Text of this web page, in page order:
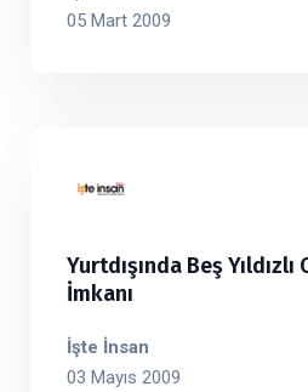
05 Mart 2009
Yurtdışında Beş
İmkanı
İşte İnsan
03 Mayıs 2009